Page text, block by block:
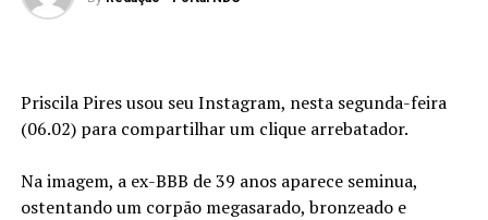
Priscila Pires usou seu Instagram, nesta segunda-feira
(06.02) para compartilhar um clique arrebatador.
Na imagem, a ex-BBB de 39 anos aparece seminua,
ostentando um corpão megasarado, bronzeado e